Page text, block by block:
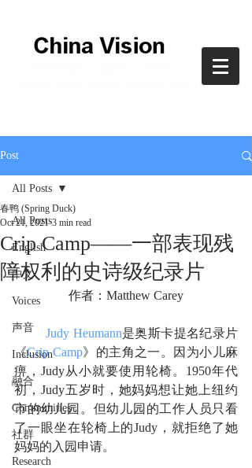
Post
All Posts
English
中文
Voices
声音
Inclusion
融合
Communities
社群
Research
All Posts
Crip Camp——一部表现残
障权利的史诗级纪录片
春鸭 (Spring Duck)
Oct 21, 2021 3 min read
作者：Matthew Carey
Judy Heumann是奥斯卡提名纪录片
《Crip Camp》的主角之一。因为小儿麻
痹，Judy从小就要使用轮椅。1950年代
初，Judy五岁时，她妈妈想让她上纽约
市的幼儿园。但幼儿园的工作人员只看
了一眼坐在轮椅上的Judy，就拒绝了她
妈妈的入园申请。